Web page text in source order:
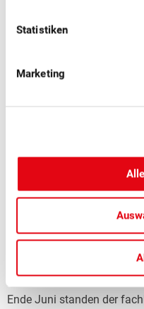
Statistiken
Marketing
08.07.2026 ■ Mostobst,
Erfolgreicher
Mostereien
Ende Juni standen der